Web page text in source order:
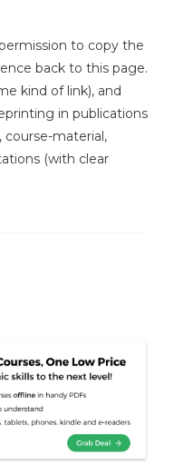
to copy the
back to this page.
kind of link), and
in publications
course-material,
(with clear